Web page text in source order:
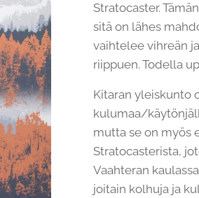
Stratocaster.
sitä on lähes
vaihtelee vihreän
riippuen. Todella
Kitaran yleiskunto
kulumaa/
mutta se on myös
Stratocasterista,
Vaahteran
joitain kolhuja ja